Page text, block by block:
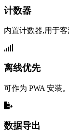
计数器
内置计数器,用于客
离线优先
可作为 PWA 安装
数据导出